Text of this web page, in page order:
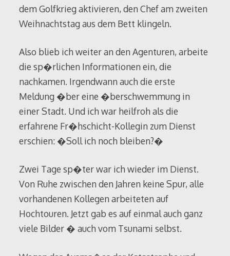
dem Golfkrieg aktivieren, den Chef am zweiten
Weihnachtstag aus dem Bett klingeln.
Also blieb ich weiter an den Agenturen, arbeite
die sp�rlichen Informationen ein, die
nachkamen. Irgendwann auch die erste
Meldung �ber eine �berschwemmung in
einer Stadt. Und ich war heilfroh als die
erfahrene Fr�hschicht-Kollegin zum Dienst
erschien: �Soll ich noch bleiben?�
Zwei Tage sp�ter war ich wieder im Dienst.
Von Ruhe zwischen den Jahren keine Spur, alle
vorhandenen Kollegen arbeiteten auf
Hochtouren. Jetzt gab es auf einmal auch ganz
viele Bilder � auch vom Tsunami selbst.